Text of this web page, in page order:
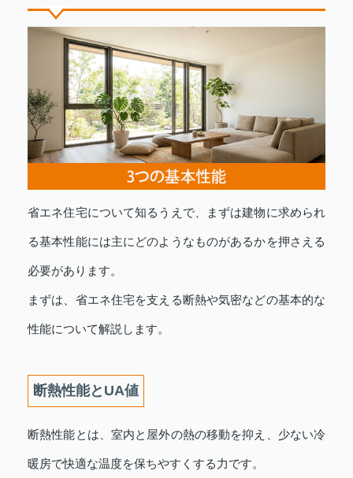
省エネ住宅について知るうえで、まずは建物に求められ
る基本性能には主にどのようなものがあるかを押さえる
必要があります。
まずは、省エネ住宅を支える断熱や気密などの基本的な
性能について解説します。
断熱性能とUA値
断熱性能とは、室内と屋外の熱の移動を抑え、少ない冷
暖房で快適な温度を保ちやすくする力です。